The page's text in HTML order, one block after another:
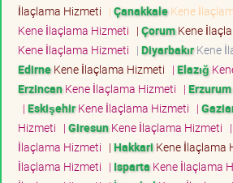
İlaçlama Hizmeti | ÇanakkaleKene
Kene İlaçlama Hizmeti | ÇorumKene
Kene İlaçlama Hizmeti | DiyarbakırKene
EdirneKene İlaçlama Hizmeti | Elazığ
ErzincanKene İlaçlama Hizmeti | Erzurum
| EskişehirKene İlaçlama Hizmeti |
Hizmeti | GiresunKene İlaçlama Hizmeti |
İlaçlama Hizmeti | Hakkari Kene İlaçlama
İlaçlama Hizmeti | Isparta Kene İlaçlama